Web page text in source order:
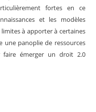
fortes en ce
et les modèles
limites à apporter à certaines
une panoplie de ressources
émerger un droit 2.0